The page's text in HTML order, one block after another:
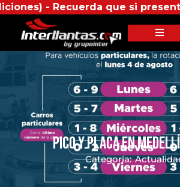
que si presentas tu
Pico y Placa en
Categoría: